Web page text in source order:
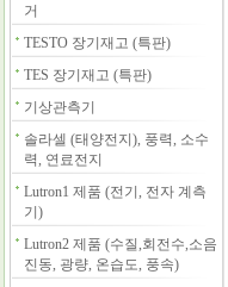
거
TESTO 장기재고 (특판)
TES 장기재고 (특판)
기상관측기
솔라셀 (태양전지), 풍력, 소수
력, 연료전지
Lutron1 제품 (전기, 전자 계측
기)
Lutron2 제품 (수질,회전수,소음
진동, 광량, 온습도, 풍속)